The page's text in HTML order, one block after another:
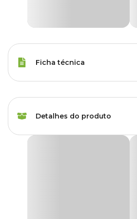
Ficha técnica
Modo de
Detalhes do produto